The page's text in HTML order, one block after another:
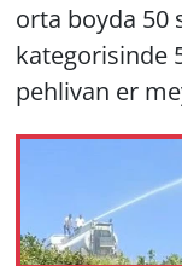
orta boyda 50
kategorisinde
pehlivan er